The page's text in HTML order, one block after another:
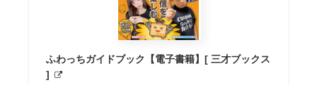
ふわっちガイドブック【電子書籍】[ 三才ブックス
]